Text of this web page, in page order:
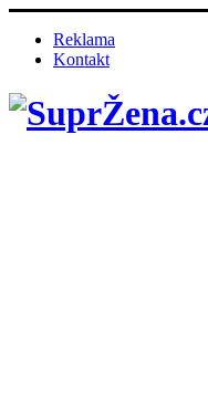
Reklama
Kontakt